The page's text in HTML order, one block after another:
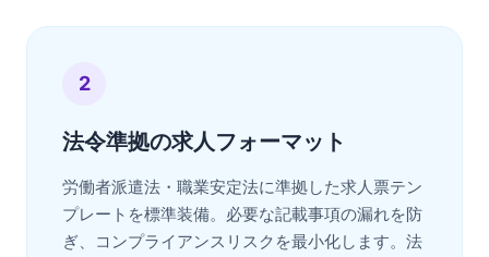
2
法令準拠の求人フォーマット
労働者派遣法・職業安定法に準拠した求人票テン
プレートを標準装備。必要な記載事項の漏れを防
ぎ、コンプライアンスリスクを最小化します。法